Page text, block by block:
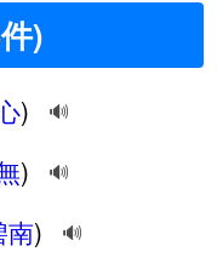
)
) 🔊
) 🔊
南) 🔊